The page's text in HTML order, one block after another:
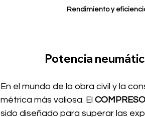
Rendimiento y
Potencia
En el mundo de la obra civil y la
métrica más valiosa. El
sido diseñado para superar las